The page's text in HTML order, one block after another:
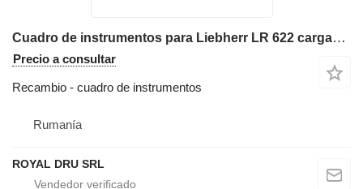
Cuadro de instrumentos para Liebherr LR 622 cargadora de cadenas
Precio a consultar
Recambio - cuadro de instrumentos
Rumanía
ROYAL DRU SRL